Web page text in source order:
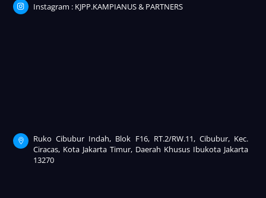
Instagram : KJPP.KAMPIANUS & PARTNERS
Ruko Cibubur Indah, Blok F16, RT.2/RW.11, Cibubur, Kec.
Ciracas, Kota Jakarta Timur, Daerah Khusus Ibukota Jakarta
13270